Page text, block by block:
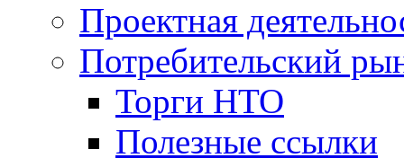
Проектная
Потребительский
Торги НТО
Полезные ссылки